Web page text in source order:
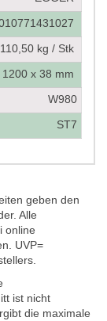
110,50 kg / Stk
x 38 mm
W980
ST7
geben den
Alle
online
UVP=
ist nicht
die maximale